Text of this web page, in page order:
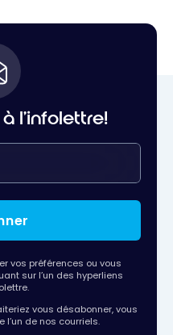
l'infolettre!
vos préférences ou vous
sur l’un des hyperliens
vous désabonner, vous
l’un de nos courriels.